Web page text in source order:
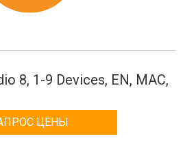
8, 1-9 Devices, EN, MAC,
ЦЕНЫ